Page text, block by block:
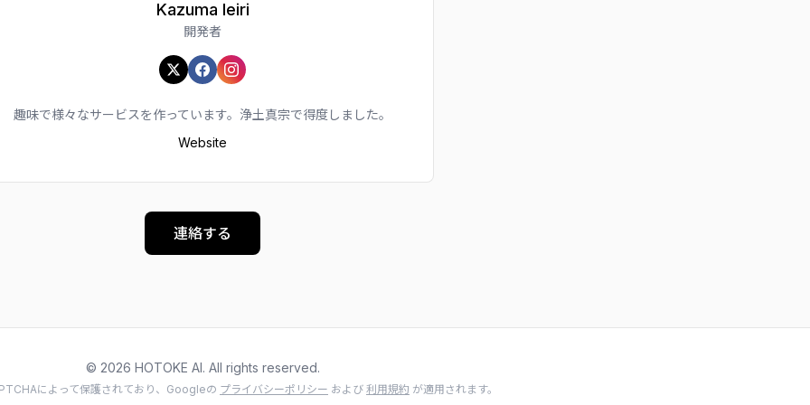
Kazuma Ieiri
開発者
TwitterFacebookInstagram
趣味で様々なサービスを作っています。浄土真宗で得度しました。
Website
連絡する
© 2026 HOTOKE AI. All rights reserved.
によって保護されており、Googleの プライバシーポリシー および 利用規約 が適用されます。